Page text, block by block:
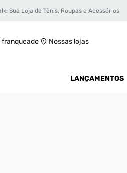
Sua Loja de Tênis, Roupas e Acessórios
franqueado Nossas lojas
LANÇAMENTOS
Bucket Nike Apex Futura Unissex